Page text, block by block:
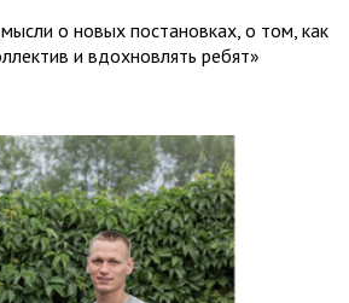
о новых постановках, о том, как
и вдохновлять ребят»